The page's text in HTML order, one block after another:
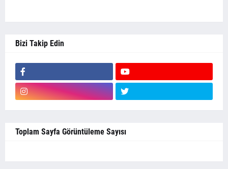
Bizi Takip Edin
Toplam Sayfa Görüntüleme Sayısı